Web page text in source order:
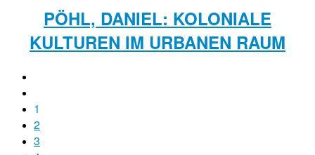
PÖHL, DANIEL: KOLONIALE
KULTUREN IM URBANEN RAUM
1
2
3